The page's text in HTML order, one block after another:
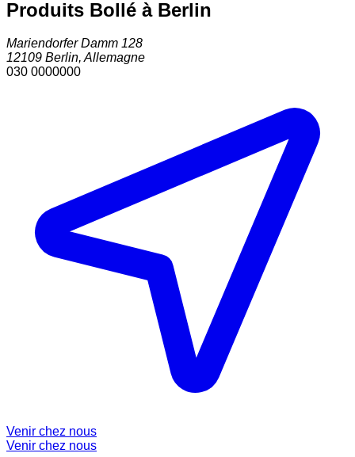
Produits Bollé à Berlin
Mariendorfer Damm 128
12109 Berlin,Allemagne
030 0000000
Venir chez nous
Venir chez nous